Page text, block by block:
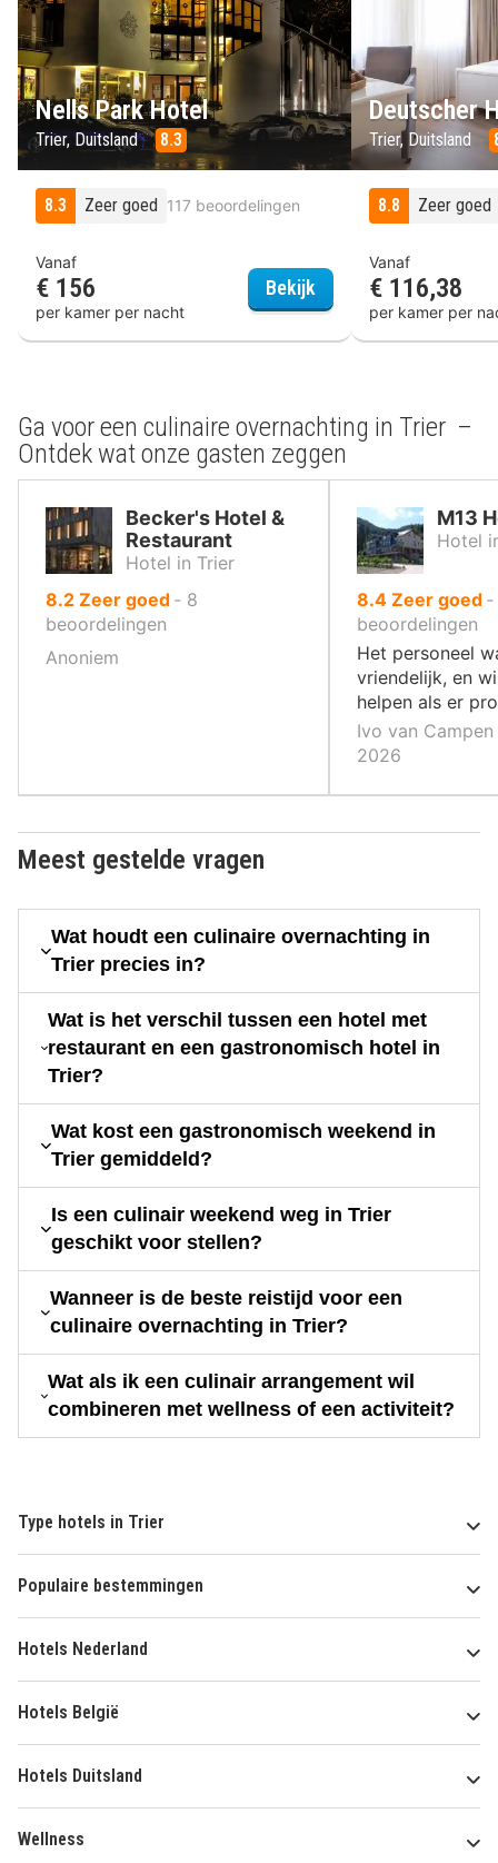
Nells Park Hotel
Trier, Duitsland 8.3
8.3 Zeer goed 117 beoordelingen
Vanaf
€ 156
per kamer per nacht
Bekijk Nells Park Hotel
Deutscher
Trier, Duitsland
8.8 Zeer goed
Vanaf
€ 116,38
per kamer per
Ga voor een culinaire overnachting in Trier –
Ontdek wat onze gasten zeggen
Becker's Hotel &
Restaurant
Hotel in Trier
8.2uit
10
Zeer goed ‐ 8
beoordelingen
Anoniem
M13
Hotel
8.4uit
10
Zeer goed ‐
beoordelingen
Het personeel
vriendelijk, en
helpen als er
Ivo van
2026
Meest gestelde vragen
Wat houdt een culinaire overnachting in
Trier precies in?
Wat is het verschil tussen een hotel met
restaurant en een gastronomisch hotel in
Trier?
Wat kost een gastronomisch weekend in
Trier gemiddeld?
Is een culinair weekend weg in Trier
geschikt voor stellen?
Wanneer is de beste reistijd voor een
culinaire overnachting in Trier?
Wat als ik een culinair arrangement wil
combineren met wellness of een activiteit?
Type hotels in Trier
Populaire bestemmingen
Hotels Nederland
Hotels België
Hotels Duitsland
Wellness